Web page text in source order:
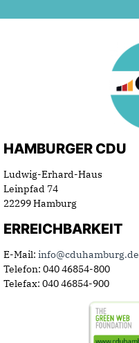
HAMBURGER CDU
Ludwig-Erhard-Haus
Leinpfad 74
22299 Hamburg
ERREICHBARKEIT
E-Mail: info@cduhamburg.de
Telefon: 040 46854-800
Telefax: 040 46854-900